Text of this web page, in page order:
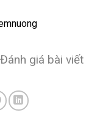
Đánh giá bài viết